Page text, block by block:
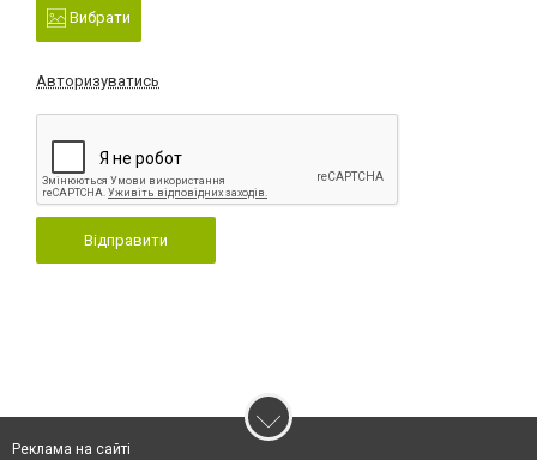
Вибрати
Авторизуватись
Відправити
Реклама на сайті